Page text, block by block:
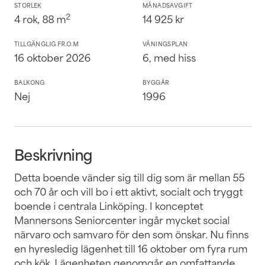
STORLEK
4rok, 88m2
MÅNADSAVGIFT
14 925kr
TILLGÄNGLIG FR.O.M
16 oktober 2026
VÅNINGSPLAN
6, med hiss
BALKONG
Nej
BYGGÅR
1996
Beskrivning
Detta boende vänder sig till dig som är mellan 55
och 70 år och vill bo i ett aktivt, socialt och tryggt
boende i centrala Linköping. I konceptet
Mannersons Seniorcenter ingår mycket social
närvaro och samvaro för den som önskar. Nu finns
en hyresledig lägenhet till 16 oktober om fyra rum